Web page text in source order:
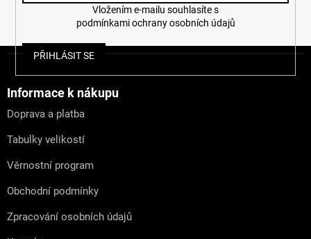
podmínkami ochrany osobních údajů
PŘIHLÁSIT SE
Informace k nákupu
Doprava a platba
Tabulky velikostí
Věrnostní program
Obchodní podmínky
Zpracování osobních údajů